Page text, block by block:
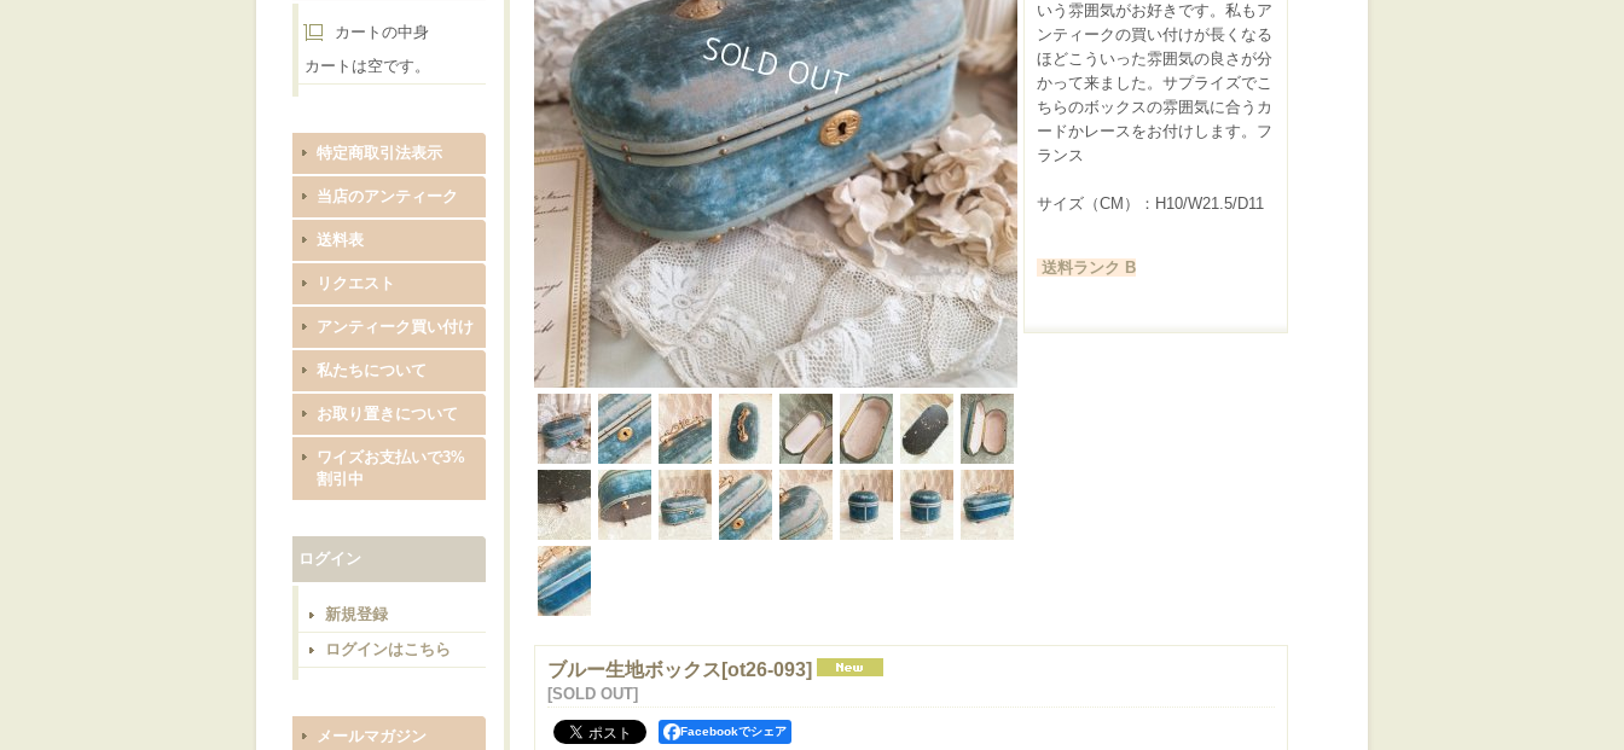
カートの中身
カートは空です。
特定商取引法表示
当店のアンティーク
送料表
リクエスト
アンティーク買い付け
私たちについて
お取り置きについて
ワイズお支払いで3%
割引中
ログイン
新規登録
ログインはこちら
メールマガジン
いう雰囲気がお好きです。私もア
ンティークの買い付けが長くなる
ほどこういった雰囲気の良さが分
かって来ました。サプライズでこ
ちらのボックスの雰囲気に合うカ
ードかレースをお付けします。フ
ランス
サイズ（CM）：H10/W21.5/D11
送料ランク B
ブルー生地ボックス [ot26-093]
[SOLD OUT]
Facebookでシェア